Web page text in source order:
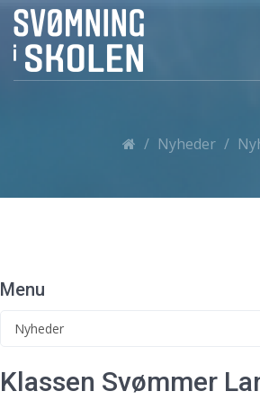
Nyheder
Menu
Nyheder
Klassen Svømmer